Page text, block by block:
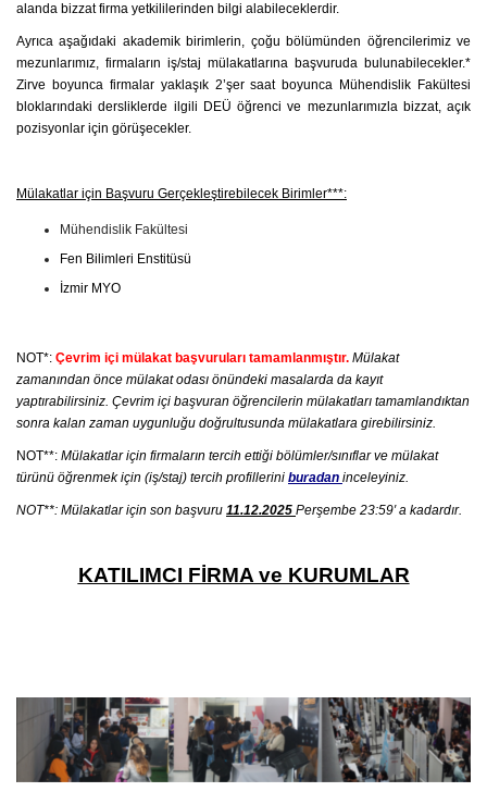
alanda bizzat firma yetkililerinden bilgi alabileceklerdir.
Ayrıca aşağıdaki akademik birimlerin, çoğu bölümünden öğrencilerimiz ve
mezunlarımız, firmaların iş/staj mülakatlarına başvuruda bulunabilecekler.*
Zirve boyunca firmalar yaklaşık 2’şer saat boyunca Mühendislik Fakültesi
bloklarındaki dersliklerde ilgili DEÜ öğrenci ve mezunlarımızla bizzat, açık
pozisyonlar için görüşecekler.
Mülakatlar için Başvuru Gerçekleştirebilecek Birimler***:
Mühendislik Fakültesi
Fen Bilimleri Enstitüsü
İzmir MYO
NOT*: Çevrim içi mülakat başvuruları tamamlanmıştır. Mülakat
zamanından önce mülakat odası önündeki masalarda da kayıt
yaptırabilirsiniz. Çevrim içi başvuran öğrencilerin mülakatları tamamlandıktan
sonra kalan zaman uygunluğu doğrultusunda mülakatlara girebilirsiniz.
NOT**: Mülakatlar için firmaların tercih ettiği bölümler/sınıflar ve mülakat
türünü öğrenmek için (iş/staj) tercih profillerini buradan inceleyiniz.
NOT**: Mülakatlar için son başvuru 11.12.2025 Perşembe 23:59′ a kadardır.
KATILIMCI FİRMA ve KURUMLAR